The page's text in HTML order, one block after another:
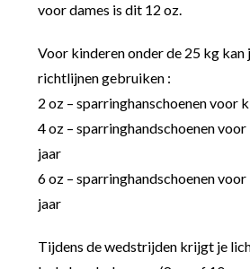
voor dames is dit 12 oz.
Voor kinderen onder de 25 kg kan
richtlijnen gebruiken :
2 oz – sparringhanschoenen voor
4 oz – sparringhandschoenen
jaar
6 oz – sparringhandschoenen
jaar
Tijdens de wedstrijden krijgt je